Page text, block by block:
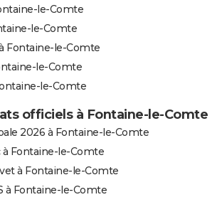
le-Comte
le-Comte
Fontaine-le-Comte
le-Comte
le-Comte
officiels à Fontaine-le-Comte
2026 à Fontaine-le-Comte
à Fontaine-le-Comte
à Fontaine-le-Comte
à Fontaine-le-Comte